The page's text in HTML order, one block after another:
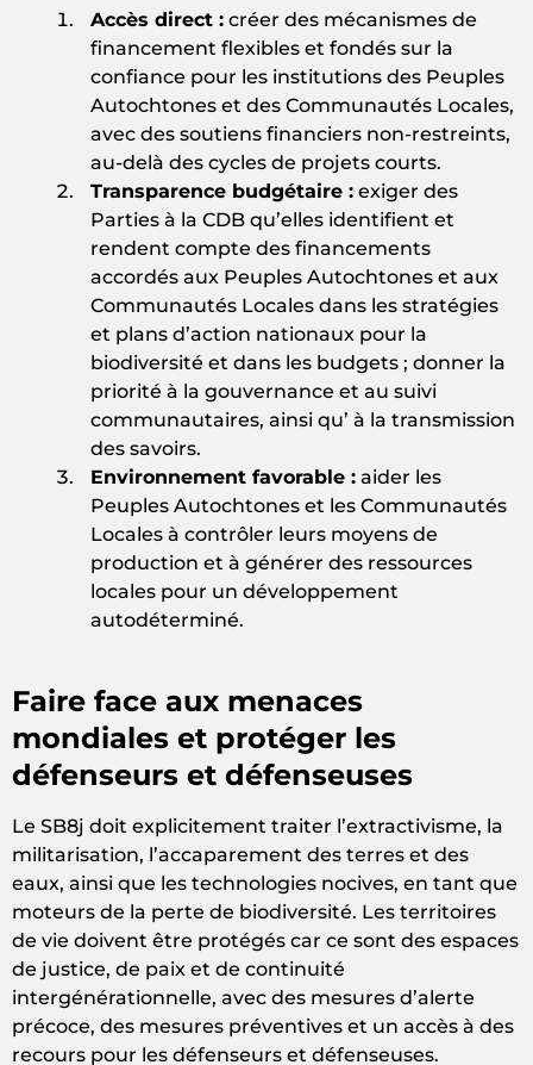
Accès direct : créer des mécanismes de
financement flexibles et fondés sur la
confiance pour les institutions des Peuples
Autochtones et des Communautés Locales,
avec des soutiens financiers non-restreints,
au-delà des cycles de projets courts.
Transparence budgétaire : exiger des
Parties à la CDB qu’elles identifient et
rendent compte des financements
accordés aux Peuples Autochtones et aux
Communautés Locales dans les stratégies
et plans d’action nationaux pour la
biodiversité et dans les budgets ; donner la
priorité à la gouvernance et au suivi
communautaires, ainsi qu’ à la transmission
des savoirs.
Environnement favorable : aider les
Peuples Autochtones et les Communautés
Locales à contrôler leurs moyens de
production et à générer des ressources
locales pour un développement
autodéterminé.
Faire face aux menaces
mondiales et protéger les
défenseurs et défenseuses
Le SB8j doit explicitement traiter l’extractivisme, la
militarisation, l’accaparement des terres et des
eaux, ainsi que les technologies nocives, en tant que
moteurs de la perte de biodiversité. Les territoires
de vie doivent être protégés car ce sont des espaces
de justice, de paix et de continuité
intergénérationnelle, avec des mesures d’alerte
précoce, des mesures préventives et un accès à des
recours pour les défenseurs et défenseuses.